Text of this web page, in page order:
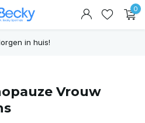
0
in huis!
Vrouw